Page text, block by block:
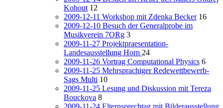
Kohout 12
2009-12-11 Workshop mit Zdenka Becker 16
2009-12-10 Besuch der Generalprobe im
Musikverein 7ORg 3
2009-11-27 Projektpraesentation-
Landesausstellung Horn 24
2009-11-26 Vortrag Computational Physics 6
2009-11-25 Mehrsprachiger Redewettbewerb-
Sags Multi 10
2009-11-25 Lesung und Diskussion mit Tereza
Bouckova 8
2009-11-24 Elternsprechtag mit Bilderausstellung